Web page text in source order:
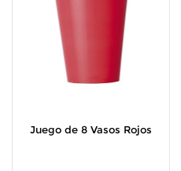
Juego de 8 Vasos Rojos